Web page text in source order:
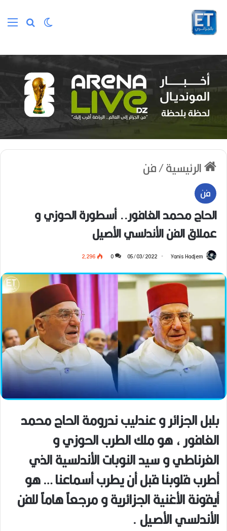
بحث عن
الوضع المظلم
الرئيسية/فن
فن
الحاج محمد الغافور.. أسطورة الحوزي و
عملاق الفن الأندلسي الأصيل
Yanis Hadjem
05/03/2022
0 2٬296
بلبل الجزائر و عندليب ندرومة الحاج محمد
الغافور ، هو ملك الطرب الحوزي و
الغرناطي و سيد النوبات الأندلسية الذي
أطرب قلوبنا قبل أن يطرب أسماعنا … هو
أيقونة الأغنية الجزائرية و مرجعاً هاماً للفن
الأندلسي الأصيل .